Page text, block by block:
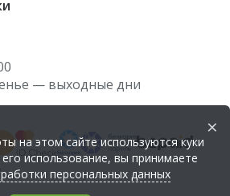
— выходные дни
×
на этом сайте используются куки
использование, вы принимаете
персональных данных